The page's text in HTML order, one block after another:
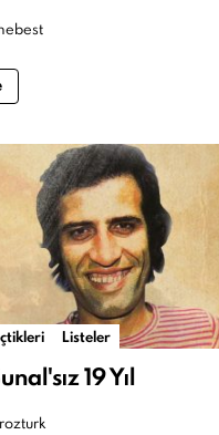
Listeler
19 Yıl